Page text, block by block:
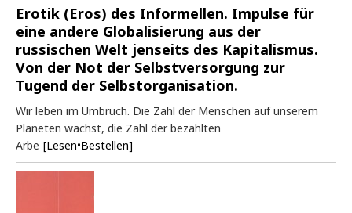
Erotik (Eros) des Informellen. Impulse für
eine andere Globalisierung aus der
russischen Welt jenseits des Kapitalismus.
Von der Not der Selbstversorgung zur
Tugend der Selbstorganisation.
Wir leben im Umbruch. Die Zahl der Menschen auf unserem
Planeten wächst, die Zahl der bezahlten
Arbe [Lesen•Bestellen]